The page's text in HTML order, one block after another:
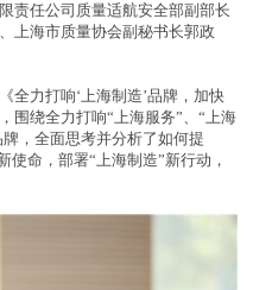
责任公司质量适航安全部副部长
上海市质量协会副秘书长郭政
全力打响‘上海制造’品牌，加快
围绕全力打响“上海服务”、“上海
，全面思考并分析了如何提
使命，部署“上海制造”新行动，